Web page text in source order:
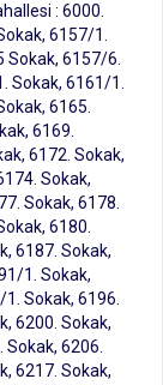
: 6000.
6157/1.
6157/6.
Sokak, 6161/1.
6165.
6169.
6172. Sokak,
Sokak,
Sokak, 6178.
6180.
6187. Sokak,
1. Sokak,
Sokak, 6196.
6200. Sokak,
6206.
6217. Sokak,